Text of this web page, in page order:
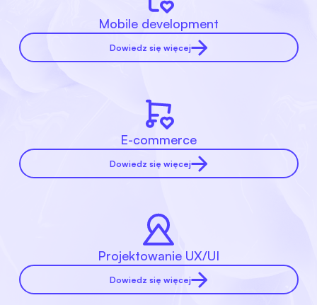
Mobile development
Dowiedz się więcej
E-commerce
Dowiedz się więcej
Projektowanie UX/UI
Dowiedz się więcej